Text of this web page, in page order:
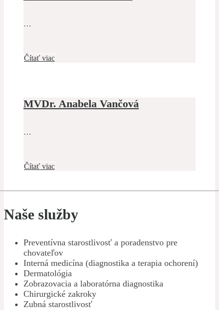
…
Čítať viac
MVDr. Anabela Vančová
…
Čítať viac
Naše služby
Preventívna starostlivosť a poradenstvo pre
chovateľov
Interná medicína (diagnostika a terapia ochorení)
Dermatológia
Zobrazovacia a laboratórna diagnostika
Chirurgické zakroky
Zubná starostlivosť